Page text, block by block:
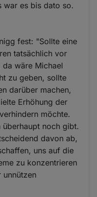
es bis dato so.
fest: "Sollte eine
tatsächlich vor
da wäre Michael
zu geben, sollte
darüber machen,
Erhöhung der
möchte.
überhaupt noch gibt.
davon ab,
uns auf die
zu konzentrieren